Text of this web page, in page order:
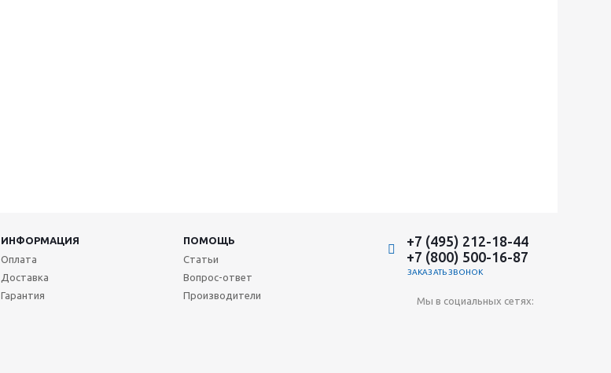
ИНФОРМАЦИЯ
ПОМОЩЬ
Оплата
Доставка
Гарантия
Статьи
Вопрос-ответ
Производители
+7 (495) 212-18-44
+7 (800) 500-16-87
ЗАКАЗАТЬ ЗВОНОК
Мы в социальных сетях: